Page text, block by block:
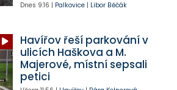
Dnes 9:16 | Palkovice| Libor Běčák
Havířov řeší parkování v
ulicích Haškova a M.
Majerové, místní sepsali
petici